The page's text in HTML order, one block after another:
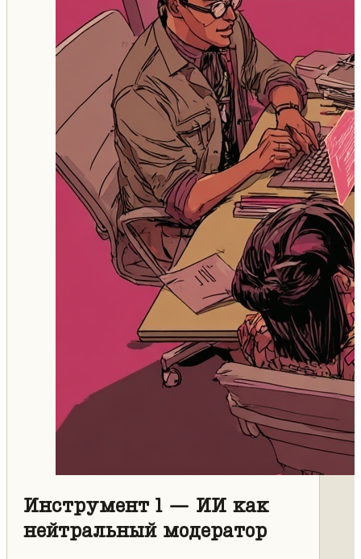
Инструмент 1 — ИИ как
нейтральный модератор